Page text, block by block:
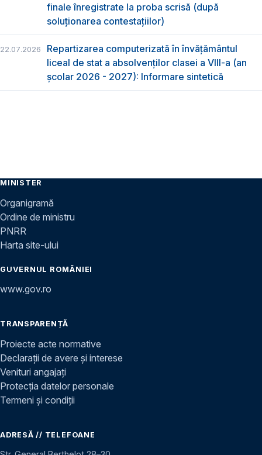
finale înregistrate la proba scrisă (după
soluționarea contestațiilor)
22.07.2026
Repartizarea computerizată în învăţământul
liceal de stat a absolvenţilor clasei a VIII-a (an
școlar 2026 - 2027): Informare sintetică
MINISTER
Organigramă
Ordine de ministru
PNRR
Harta site-ului
GUVERNUL ROMÂNIEI
www.gov.ro
TRANSPARENȚĂ
Proiecte acte normative
Declarații de avere și interese
Venituri angajați
Protecția datelor personale
Termeni și condiții
ADRESĂ // TELEFOANE